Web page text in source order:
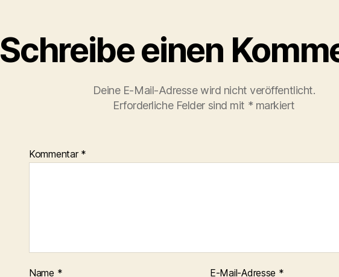
Schreibe einen
Deine E-Mail-Adresse wird nicht veröffentlicht.
Erforderliche Felder sind mit * markiert
Kommentar *
Name * E-Mail-Adresse *